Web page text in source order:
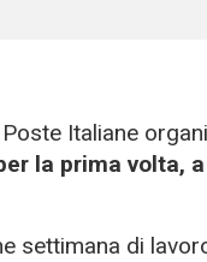
Italiane
la prima volta,
settimana di